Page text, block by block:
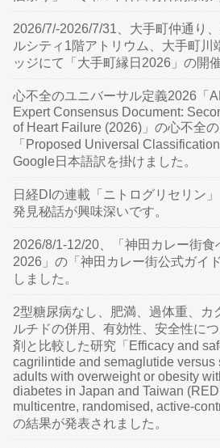
2026/7/-2026/7/31、大手町仲通り
ルシティ1階アトリウム、大手町川
ッジにて「大手町縁日2026」の開催
心不全のユニバーサル定義2026「
Expert Consensus Document:
of Heart Failure (2026)」の心不全
「Proposed Universal
Google日本語訳を掛けました。
日経DIの連載「ニトログリセリン
発見秘話が興味深いです。
2026/8/1-12/20、「神田カレー街
2026」の「神田カレー街公式ガイ
しました。
2型糖尿病なし、肥満、過体重、カ
ルチドの併用、有効性、安全性に
剤と比較した研究「Efficacy and
cagrilintide and semaglutide versus
adults with overweight or obesity
diabetes in Japan and Taiwan
multicentre, randomised, active-
の結果が発表されました。